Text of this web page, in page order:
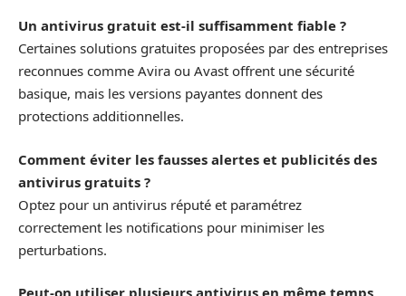
Un antivirus gratuit est-il suffisamment fiable ?
Certaines solutions gratuites proposées par des entreprises
reconnues comme Avira ou Avast offrent une sécurité
basique, mais les versions payantes donnent des
protections additionnelles.
Comment éviter les fausses alertes et publicités des
antivirus gratuits ?
Optez pour un antivirus réputé et paramétrez
correctement les notifications pour minimiser les
perturbations.